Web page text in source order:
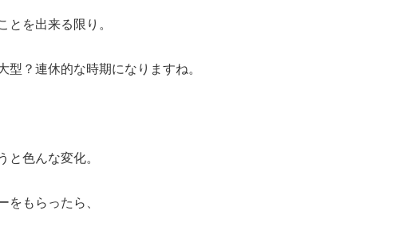
とを出来る限り。
型？連休的な時期になりますね。
と色んな変化。
をもらったら、